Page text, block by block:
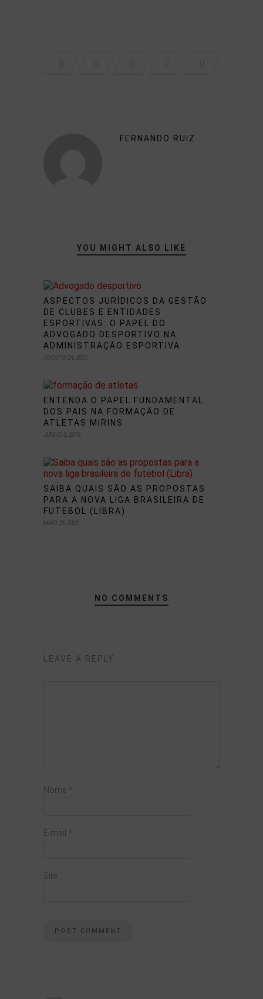
FERNANDO RUIZ
YOU MIGHT ALSO LIKE
ASPECTOS JURÍDICOS DA GESTÃO
DE CLUBES E ENTIDADES
ESPORTIVAS: O PAPEL DO
ADVOGADO DESPORTIVO NA
ADMINISTRAÇÃO ESPORTIVA
AGOSTO 24, 2023
ENTENDA O PAPEL FUNDAMENTAL
DOS PAIS NA FORMAÇÃO DE
ATLETAS MIRINS
JUNHO 6, 2019
SAIBA QUAIS SÃO AS PROPOSTAS
PARA A NOVA LIGA BRASILEIRA DE
FUTEBOL (LIBRA)
MAIO 25, 2022
NO COMMENTS
LEAVE A REPLY
Nome *
E-mail *
Site